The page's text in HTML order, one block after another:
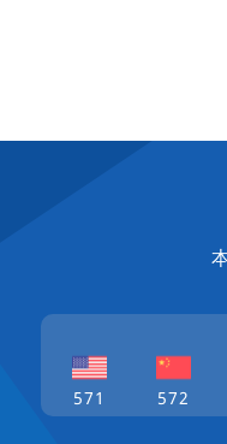
571 572